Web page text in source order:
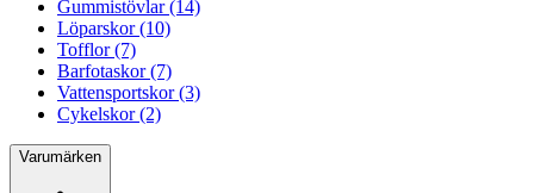
Gummistövlar (14)
Löparskor (10)
Tofflor (7)
Barfotaskor (7)
Vattensportskor (3)
Cykelskor (2)
Varumärken